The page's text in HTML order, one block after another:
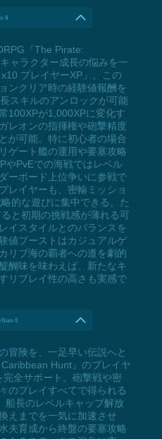
9
『The Pirate:
ャラクター成長の悩みを一
プレイヤーXP」。この
ンクリア時の経験値報酬を
スキルのアンロックが可能
100XPが1,000XPに変化す
レオンの指揮権や砲撃精度
が可能。特に初心者の場合
ゲート艦の運用や要塞攻略
やPvEでの海戦ではレベル
ーボード上位争いに参戦で
レイヤーも、密輸ミッショ
的な遊びに集中できる。た
と初期の挑戦感が薄れる可
イスタイルとのバランスを
値ブーストはカジュアルゲ
リブ海の覇者への道を劇的
醐味を味わえば、新たなキ
リプレイ性の高さも実感で
0
冒険を、一足早い伝説へと
Hunt』のプレイヤ
全サポート。砲撃戦や密
のプレイすべてで得られる
船長のレベルキャップ解放
えまでを一気に加速させ
夫育成から終盤の要塞攻略